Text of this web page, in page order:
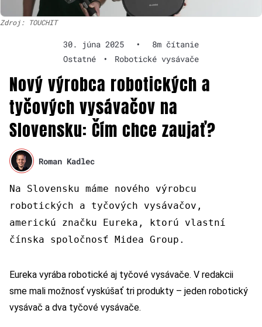
Zdroj: TOUCHIT
30. júna 2025 •
8m čítanie
Ostatné
• Robotické vysávače
Nový výrobca robotických a
tyčových vysávačov na
Slovensku: Čím chce zaujať?
Roman Kadlec
Na Slovensku máme nového výrobcu
robotických a tyčových vysávačov,
americkú značku Eureka, ktorú vlastní
čínska spoločnosť Midea Group.
Eureka vyrába robotické aj tyčové vysávače. V redakcii
sme mali možnosť vyskúšať tri produkty – jeden robotický
vysávač a dva tyčové vysávače.